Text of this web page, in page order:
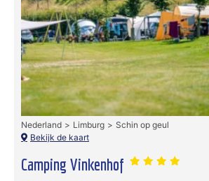
Camping Vinkenhof
Nederland Limburg
Schin op geul
Bekijk de kaart